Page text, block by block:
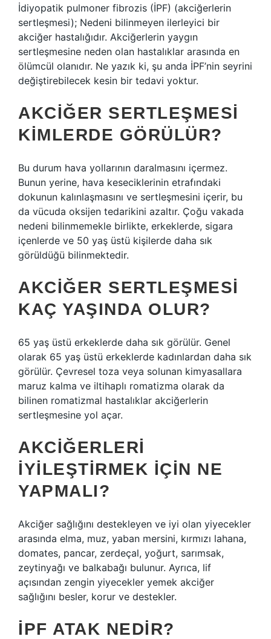
İdiyopatik pulmoner fibrozis (İPF) (akciğerlerin
sertleşmesi); Nedeni bilinmeyen ilerleyici bir
akciğer hastalığıdır. Akciğerlerin yaygın
sertleşmesine neden olan hastalıklar arasında en
ölümcül olanıdır. Ne yazık ki, şu anda İPF’nin seyrini
değiştirebilecek kesin bir tedavi yoktur.
AKCIĞER SERTLEŞMESI
KIMLERDE GÖRÜLÜR?
Bu durum hava yollarının daralmasını içermez.
Bunun yerine, hava keseciklerinin etrafındaki
dokunun kalınlaşmasını ve sertleşmesini içerir, bu
da vücuda oksijen tedarikini azaltır. Çoğu vakada
nedeni bilinmemekle birlikte, erkeklerde, sigara
içenlerde ve 50 yaş üstü kişilerde daha sık
görüldüğü bilinmektedir.
AKCIĞER SERTLEŞMESI
KAÇ YAŞINDA OLUR?
65 yaş üstü erkeklerde daha sık görülür. Genel
olarak 65 yaş üstü erkeklerde kadınlardan daha sık
görülür. Çevresel toza veya solunan kimyasallara
maruz kalma ve iltihaplı romatizma olarak da
bilinen romatizmal hastalıklar akciğerlerin
sertleşmesine yol açar.
AKCIĞERLERI
IYILEŞTIRMEK IÇIN NE
YAPMALI?
Akciğer sağlığını destekleyen ve iyi olan yiyecekler
arasında elma, muz, yaban mersini, kırmızı lahana,
domates, pancar, zerdeçal, yoğurt, sarımsak,
zeytinyağı ve balkabağı bulunur. Ayrıca, lif
açısından zengin yiyecekler yemek akciğer
sağlığını besler, korur ve destekler.
İPF ATAK NEDIR?